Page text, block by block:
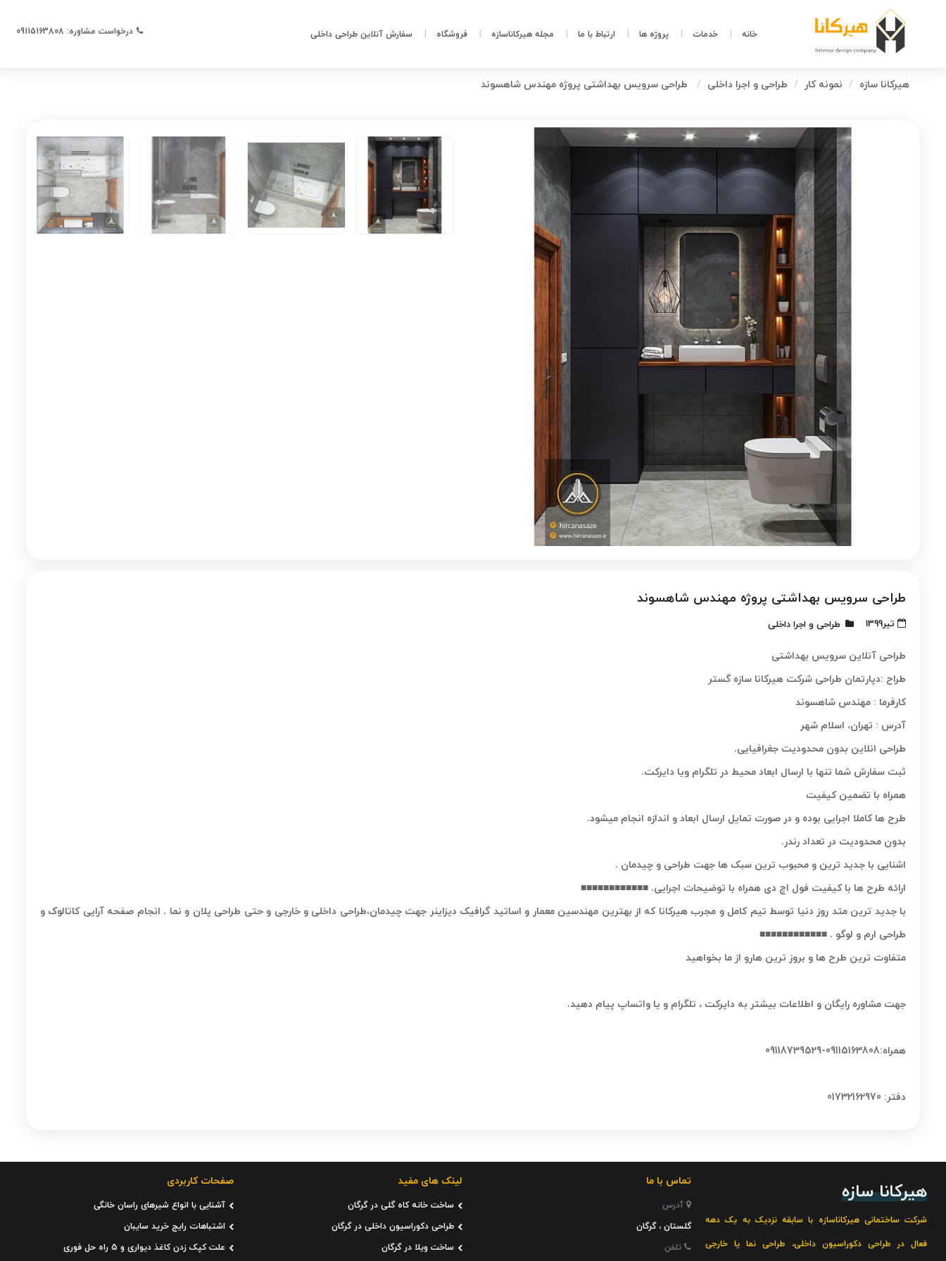
خانه خدمات پروژه ها ارتباط با ما مجله هیرکاناسازه فروشگاه سفارش آنلاین طراحی داخلی درخواست مشاوره: 09115163808
هیرکانا سازه نمونه کار طراحی و اجرا داخلی طراحی سرویس بهداشتی پروژه مهندس شاهسوند
طراحی سرویس بهداشتی پروژه مهندس شاهسوند
تیر1399 طراحی و اجرا داخلی
طراحی آنلاین سرویس بهداشتی
طراح :دپارتمان طراحی شرکت هیرکانا سازه گستر
کارفرما : مهندس شاهسوند
آدرس : تهران، اسلام شهر
طراحی انلاین بدون محدودیت جغرافیایی.
ثبت سفارش شما تنها با ارسال ابعاد محیط در تلگرام ویا دایرکت.
همراه با تضمین کیفیت
طرح ها کاملا اجرایی بوده و در صورت تمایل ارسال ابعاد و اندازه انجام میشود.
بدون محدودیت در تعداد رندر.
اشنایی با جدید ترین و محبوب ترین سبک ها جهت طراحی و چیدمان .
ارائه طرح ها با کیفیت فول اچ دی همراه با توضیحات اجرایی. ■■■■■■■■■■■■
با جدید ترین متد روز دنیا توسط تیم کامل و مجرب هیرکانا که از بهترین مهندسین معمار و اساتید گرافیک دیزاینر جهت چیدمان،طراحی داخلی و خارجی و حتی طراحی پلان و نما . انجام صفحه آرایی کاتالوک و
طراحی ارم و لوگو . ■■■■■■■■■■■■
متفاوت ترین طرح ها و بروز ترین هارو از ما بخواهید
جهت مشاوره رایگان و اطلاعات بیشتر به دایرکت ، تلگرام و یا واتساپ پیام دهید.
همراه:09115163808-09118739529
دفتر: 01732162970
هیرکانا سازه
شرکت ساختمانی هیرکاناسازه با سابقه نزدیک به یک دهه
فعال درطراحی دکوراسیون داخلی، طراحی نما یا خارجی
تماس با ما
آدرس
گلستان ، گرگان
تلفن
لینک های مفید
ساخت خانه کاه گلی در گرگان
طراحی دکوراسیون داخلی در گرگان
ساخت ویلا در گرگان
صفحات کاربردی
آشنایی با انواع شیرهای راسان خانگی
اشتباهات رایج خرید سایبان
علت کپک زدن کاغذ دیواری و 5 راه حل فوری